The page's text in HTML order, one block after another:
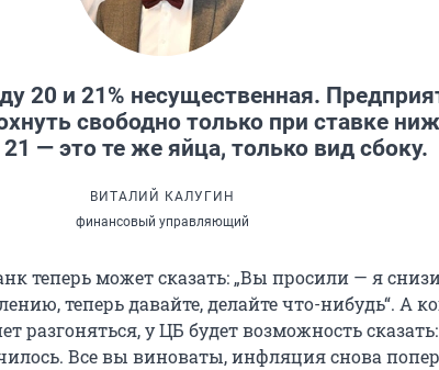
20 и 21% несущественная.
свободно только при ставке
21 — это те же яйца, только вид сбоку.
ВИТАЛИЙ КАЛУГИН
финансовый управляющий
теперь может сказать: „Вы просили — я
теперь давайте, делайте что-нибудь“. А
разгоняться, у ЦБ будет возможность
Все вы виноваты, инфляция снова